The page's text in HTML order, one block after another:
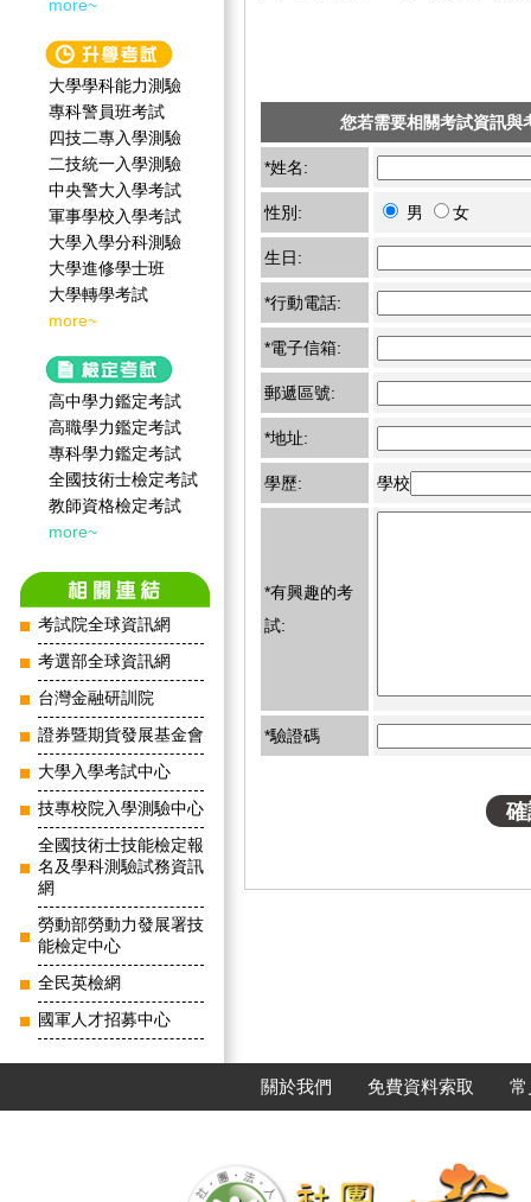
more~
大學學科能力測驗
專科警員班考試
四技二專入學測驗
二技統一入學測驗
中央警大入學考試
軍事學校入學考試
大學入學分科測驗
大學進修學士班
大學轉學考試
more~
高中學力鑑定考試
高職學力鑑定考試
專科學力鑑定考試
全國技術士檢定考試
教師資格檢定考試
more~
考試院全球資訊網
考選部全球資訊網
台灣金融研訓院
證券暨期貨發展基金會
大學入學考試中心
技專校院入學測驗中心
全國技術士技能檢定報
名及學科測驗試務資訊
網
勞動部勞動力發展署技
能檢定中心
全民英檢網
國軍人才招募中心
您若需要相關考試資訊與
*姓名:
性別: 男 女
生日:
*行動電話:
*電子信箱:
郵遞區號:
*地址:
學歷: 學校
*有興趣的考
試:
*驗證碼
關於我們 免費資料索取 常